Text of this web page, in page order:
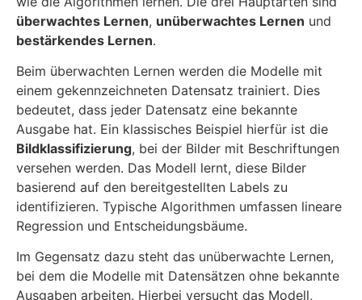
überwachtes Lernen, unüberwachtes Lernen und
bestärkendes Lernen.
Beim überwachten Lernen werden die Modelle mit
einem gekennzeichneten Datensatz trainiert. Dies
bedeutet, dass jeder Datensatz eine bekannte
Ausgabe hat. Ein klassisches Beispiel hierfür ist die
Bildklassifizierung, bei der Bilder mit Beschriftungen
versehen werden. Das Modell lernt, diese Bilder
basierend auf den bereitgestellten Labels zu
identifizieren. Typische Algorithmen umfassen lineare
Regression und Entscheidungsbäume.
Im Gegensatz dazu steht das unüberwachte Lernen,
bei dem die Modelle mit Datensätzen ohne bekannte
Ausgaben arbeiten. Hierbei versucht das Modell,